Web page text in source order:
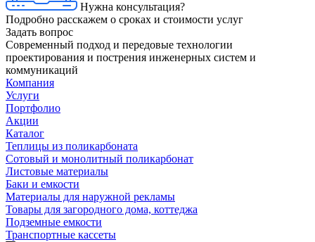
Нужна консультация?
Подробно расскажем о сроках и стоимости услуг
Задать вопрос
Современный подход и передовые технологии
проектирования и пострения инженерных систем и
коммуникаций
Компания
Услуги
Портфолио
Акции
Каталог
Теплицы из поликарбоната
Сотовый и монолитный поликарбонат
Листовые материалы
Баки и емкости
Материалы для наружной рекламы
Товары для загородного дома, коттеджа
Подземные емкости
Транспортные кассеты